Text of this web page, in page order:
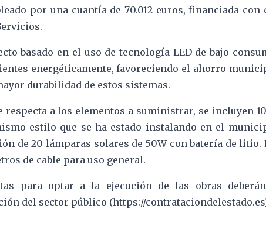
por una cuantía de 70.012 euros, financiada
basado en el uso de tecnología LED de bajo
energéticamente, favoreciendo el ahorro
durabilidad de estos sistemas.
respecta a los elementos a suministrar, se incluyen
estilo que se ha estado instalando en el
de 20 lámparas solares de 50W con batería de
de cable para uso general.
para optar a la ejecución de las obras
del sector público (https://